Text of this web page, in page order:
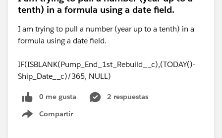
tenth) in a formula using a date field.
I am trying to pull a number (year up to a tenth) in a
formula using a date field.
IF(ISBLANK(Pump_End_1st_Rebuild__c),(TODAY()-
Ship_Date__c)/365, NULL)
0 me gusta
2 respuestas
Compartir
Show menu